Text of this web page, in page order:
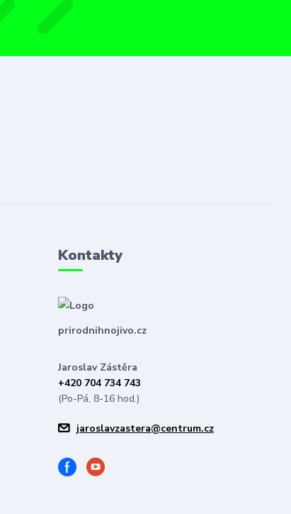
Kontakty
prirodnihnojivo.cz
Jaroslav Zástěra
+420 704 734 743
(Po-Pá, 8-16 hod.)
jaroslavzastera@centrum.cz